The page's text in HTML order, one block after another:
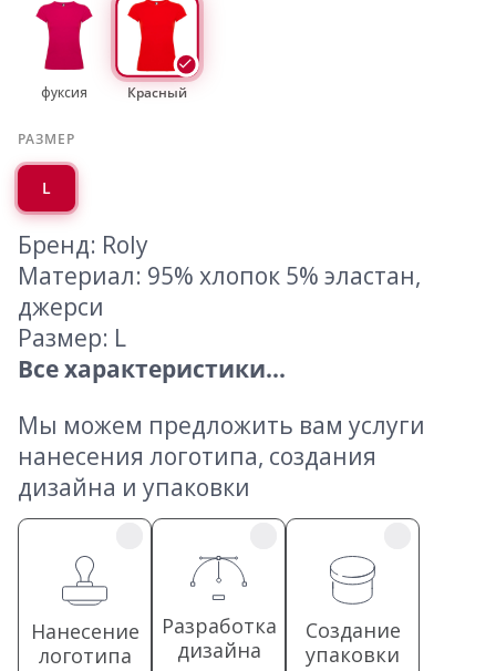
фуксия Красный
РАЗМЕР
L
Бренд: Roly
Материал: 95% хлопок 5% эластан,
джерси
Размер: L
Все характеристики...
Мы можем предложить вам услуги
нанесения логотипа, создания
дизайна и упаковки
Нанесение
логотипа
Разработка
дизайна
Создание
упаковки